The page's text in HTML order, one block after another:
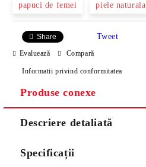
papuci de femei piele naturala
Share Tweet
Evaluează Compară
Informatii privind conformitatea
Produse conexe
Descriere detaliată
Specificații